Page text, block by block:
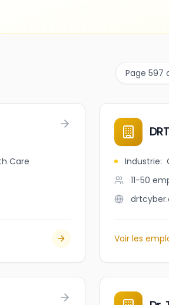
Page 597
Care
Industrie:
11-50
Voir les